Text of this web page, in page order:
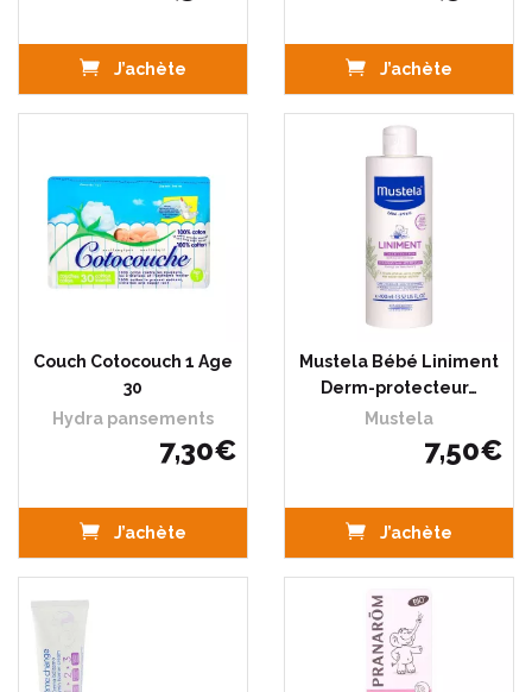
J’achète J’achète
Couch Cotocouch 1 Age
30
Hydra pansements
7,30€
J’achète
Mustela Bébé Liniment
Derm-protecteur…
Mustela
7,50€
J’achète